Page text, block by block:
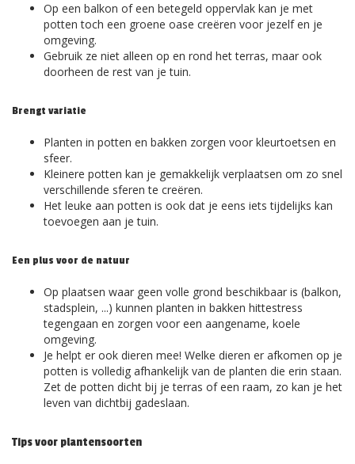
Op een balkon of een betegeld oppervlak kan je met
potten toch een groene oase creëren voor jezelf en je
omgeving.
Gebruik ze niet alleen op en rond het terras, maar ook
doorheen de rest van je tuin.
Brengt variatie
Planten in potten en bakken zorgen voor kleurtoetsen en
sfeer.
Kleinere potten kan je gemakkelijk verplaatsen om zo snel
verschillende sferen te creëren.
Het leuke aan potten is ook dat je eens iets tijdelijks kan
toevoegen aan je tuin.
Een plus voor de natuur
Op plaatsen waar geen volle grond beschikbaar is (balkon,
stadsplein, ...) kunnen planten in bakken hittestress
tegengaan en zorgen voor een aangename, koele
omgeving.
Je helpt er ook dieren mee! Welke dieren er afkomen op je
potten is volledig afhankelijk van de planten die erin staan.
Zet de potten dicht bij je terras of een raam, zo kan je het
leven van dichtbij gadeslaan.
Tips voor plantensoorten